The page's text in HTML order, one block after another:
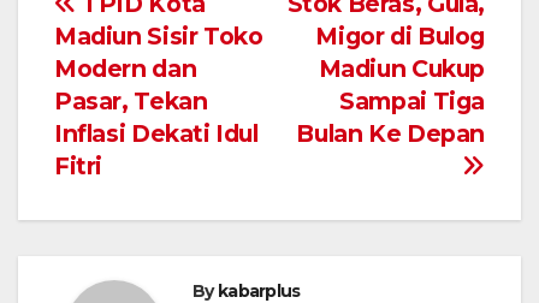
Navigasi
pos
Migor di Bulog
Madiun Cukup
Sampai Tiga
Bulan Ke Depan
Madiun Sisir Toko
Modern dan
Pasar, Tekan
Inflasi Dekati Idul
Fitri
Bykabarplus